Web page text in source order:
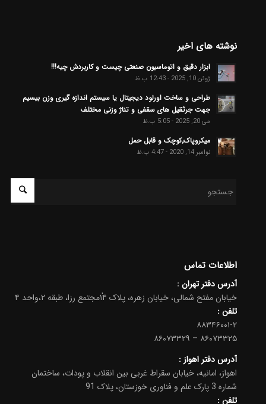
نوشته های اخیر
ابزار دقیق و اتوماسیون صنعتی چیست و کاربردش چیه!!!
ژوئن 10, 2025 - 12:43 ب.ظ
طراحی و ساخت اورلود دیجیتال یا سیستم اندازه گیری وزن بیسیم
جهت جرثقیل های سقفی و تناژ وزنی مختلف
می 20, 2025 - 5:05 ب.ظ
میکروپاک٬کوچک و قابل حمل
نوامبر 14, 2020 - 4:47 ب.ظ
اطلاعات تماس
آدرس دفتر تهران :
خیابان مفتح شمالی، خیابان زهره، پلاک ۱۴ٰمجتمع رزا، طبقه ۲،واحد ۴
تلفن :
۸۸۳۴۶۰۰۱-۲
۸۶۰۷۳۳۲۵ – ۸۶۰۷۳۳۲۹
آدرس دفتر اهواز :
اهواز، امانیه، خیابان سقراط غربی بین انقلاب و پودات، ساختمان
شماره 3 پارک علم و فناوری خوزستان، پلاک 91
تلفن: